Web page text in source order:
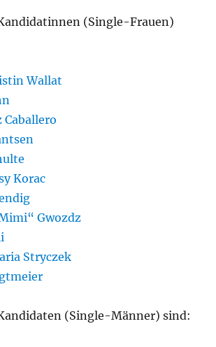
(Single-Frauen)
Wallat
Caballero
Korac
Gwozdz
Stryczek
(Single-Männer) sind: